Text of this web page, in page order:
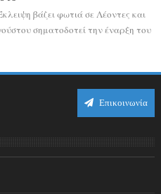
βάζει φωτιά σε Λέοντες και
σηματοδοτεί την έναρξη του
Επικοινωνία